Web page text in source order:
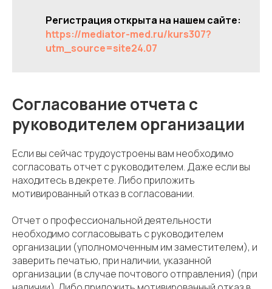
Регистрация открыта на нашем сайте:
https://mediator-med.ru/kurs307?
utm_source=site24.07
Согласование отчета с
руководителем организации
Если вы сейчас трудоустроены вам необходимо
согласовать отчет с руководителем. Даже если вы
находитесь в декрете. Либо приложить
мотивированный отказ в согласовании.
Отчет о профессиональной деятельности
необходимо согласовывать с руководителем
организации (уполномоченным им заместителем), и
заверить печатью, при наличии, указанной
организации (в случае почтового отправления) (при